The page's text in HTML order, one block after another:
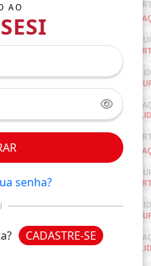
AO
senha?
CADASTRE-SE